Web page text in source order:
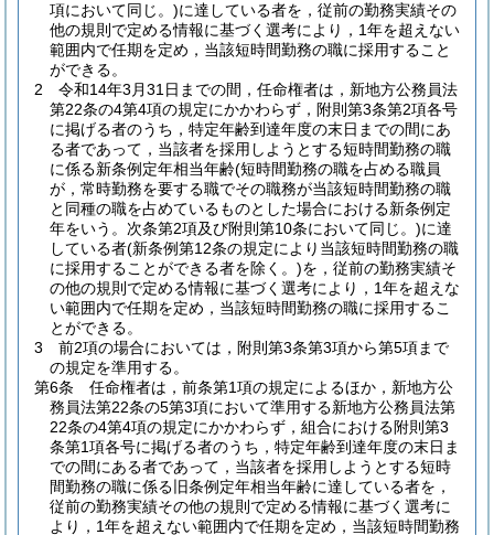
項において同じ。)に達している者を，従前の勤務実績その
他の規則で定める情報に基づく選考により，1年を超えない
範囲内で任期を定め，当該短時間勤務の職に採用すること
ができる。
2
令和14年3月31日までの間，任命権者は，新地方公務員法
第22条の4第4項の規定にかかわらず，附則第3条第2項各号
に掲げる者のうち，特定年齢到達年度の末日までの間にあ
る者であって，当該者を採用しようとする短時間勤務の職
に係る新条例定年相当年齢(短時間勤務の職を占める職員
が，常時勤務を要する職でその職務が当該短時間勤務の職
と同種の職を占めているものとした場合における新条例定
年をいう。次条第2項及び附則第10条において同じ。)に達
している者(新条例第12条の規定により当該短時間勤務の職
に採用することができる者を除く。)を，従前の勤務実績そ
の他の規則で定める情報に基づく選考により，1年を超えな
い範囲内で任期を定め，当該短時間勤務の職に採用するこ
とができる。
3
前2項の場合においては，附則第3条第3項から第5項まで
の規定を準用する。
第6条
任命権者は，前条第1項の規定によるほか，新地方公
務員法第22条の5第3項において準用する新地方公務員法第
22条の4第4項の規定にかかわらず，組合における附則第3
条第1項各号に掲げる者のうち，特定年齢到達年度の末日ま
での間にある者であって，当該者を採用しようとする短時
間勤務の職に係る旧条例定年相当年齢に達している者を，
従前の勤務実績その他の規則で定める情報に基づく選考に
より，1年を超えない範囲内で任期を定め，当該短時間勤務